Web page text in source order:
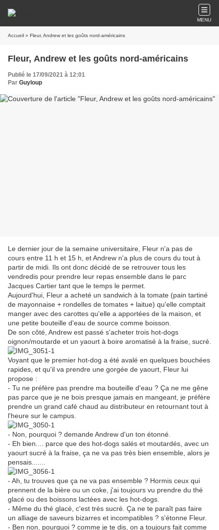
MENU
Accueil » Fleur, Andrew et les goûts nord-américains
Fleur, Andrew et les goûts nord-américains
Publié le 17/09/2021 à 12:01
Par Guyloup
Le dernier jour de la semaine universitaire, Fleur n'a pas de
cours entre 11 h et 15 h, et Andrew n'a plus de cours du tout à
partir de midi. Ils ont donc décidé de se retrouver tous les
vendredis pour prendre leur repas ensemble dans le parc
Jacques Cartier tant que le temps le permet.
Aujourd'hui, Fleur a acheté un sandwich à la tomate (pain tartiné
de mayonnaise + rondelles de tomates + laitue) qu'elle comptait
manger avec des carottes qu'elle a apportées de la maison, et
une petite bouteille d'eau de source comme boisson.
De son côté, Andrew est passé s'acheter trois hot-dogs
oignon/moutarde et un yaourt à boire aromatisé à la fraise, sucré.
Voyant que le premier hot-dog a été avalé en quelques bouchées
rapides, et qu'il va prendre une gorgée de yaourt, Fleur lui
propose :
- Tu ne préfère pas prendre ma bouteille d'eau ? Ça ne me gêne
pas parce que je ne bois presque jamais en mangeant, je préfère
prendre un grand café chaud au distributeur en retournant tout à
l'heure sur le campus.
- Non, pourquoi ? demande Andrew d'un ton étonné.
- Eh bien.... parce que des hot-dogs salés et moutardés, avec un
yaourt sucré à la fraise, ça ne va pas très bien ensemble, alors je
pensais.......
- Ah, tu trouves que ça ne va pas ensemble ? Hormis ceux qui
prennent de la bière ou un coke, j'ai toujours vu prendre du thé
glacé ou des boissons lactées avec les hot-dogs.
- Même du thé glacé, c'est très sucré. Ça ne te paraît pas faire
un alliage de saveurs bizarres et incompatibles ? s'étonne Fleur.
- Ben non, pourquoi ? comme je te dis, on a toujours fait comme